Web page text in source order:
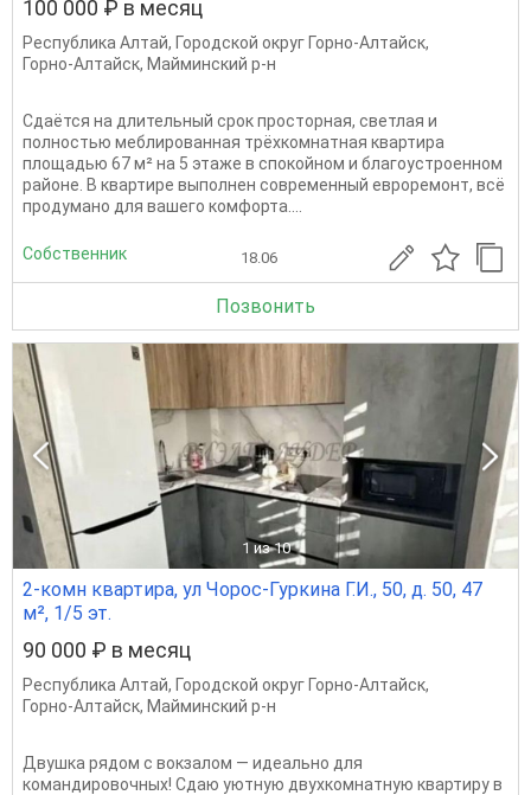
100 000 ₽ в месяц
Республика Алтай, Городской округ Горно-Алтайск,
Горно-Алтайск, Майминский р-н
Сдаётся на длительный срок просторная, светлая и
полностью меблированная трёхкомнатная квартира
площадью 67 м² на 5 этаже в спокойном и благоустроенном
районе. В квартире выполнен современный евроремонт, всё
продумано для вашего комфорта....
Собственник 18.06
Позвонить
1 из 10
2-комн квартира, ул Чорос-Гуркина Г.И., 50, д. 50, 47
м², 1/5 эт.
90 000 ₽ в месяц
Республика Алтай, Городской округ Горно-Алтайск,
Горно-Алтайск, Майминский р-н
Двушка рядом с вокзалом — идеально для
командировочных! Сдаю уютную двухкомнатную квартиру в